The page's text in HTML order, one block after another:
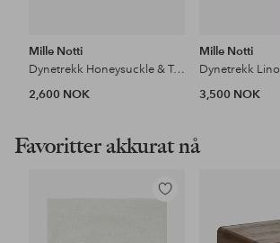
Mille Notti
Dynetrekk Honeysuckle & Tulip
2,600 NOK
Mille Notti
Dynetrekk Lino
3,500 NOK
Favoritter akkurat nå
Legg